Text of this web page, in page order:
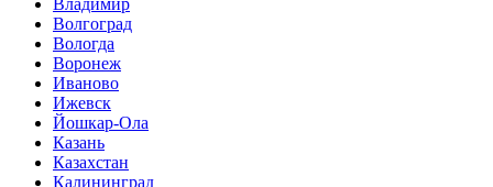
Волгоград
Вологда
Воронеж
Иваново
Ижевск
Йошкар-Ола
Казань
Казахстан
Калининград